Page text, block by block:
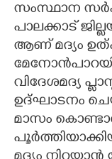
സംസ്ഥാന
പാലക്കാട്
ആണ് മദ്യം
വിദേശമദ്യ
ഉദ്ഘാടനം
മാസം കൊണ്ടാണ്